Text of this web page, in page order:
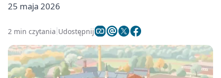
25 maja 2026
2 min czytania Udostępnij